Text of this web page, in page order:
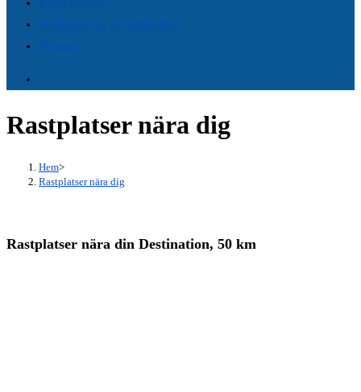
Snabbgenväg till webbsidor
Nyheter
Rastplatser nära dig
Hem>
Rastplatser nära dig
Rastplatser nära din Destination, 50 km